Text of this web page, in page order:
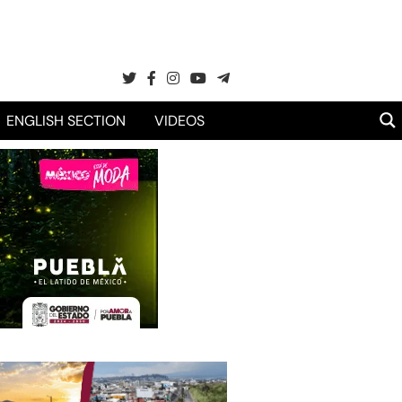
ENGLISH SECTION VIDEOS